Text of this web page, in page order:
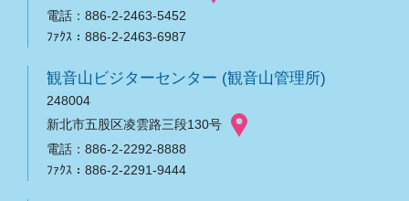
電話：886-2-2463-5452
ﾌｧｸｽ：886-2-2463-6987
観音山ビジターセンター (観音山管理所)
248004
新北市五股区凌雲路三段130号
電話：886-2-2292-8888
ﾌｧｸｽ：886-2-2291-9444